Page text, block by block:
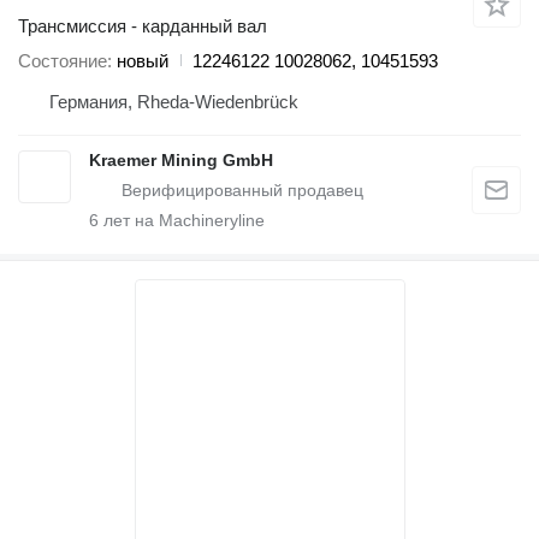
Трансмиссия - карданный вал
Состояние новый
12246122 10028062, 10451593
Германия, Rheda-Wiedenbrück
Kraemer Mining GmbH
6 лет на Machineryline